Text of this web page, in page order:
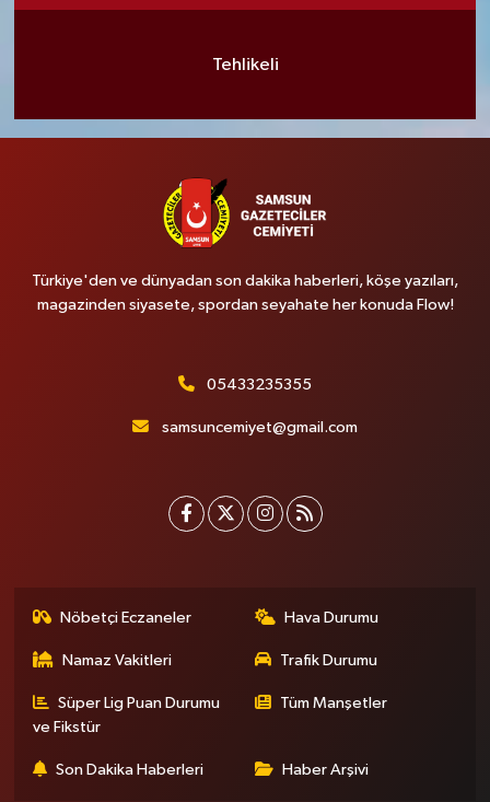
Tehlikeli
Türkiye'den ve dünyadan son dakika haberleri, köşe yazıları,
magazinden siyasete, spordan seyahate her konuda Flow!
05433235355
samsuncemiyet@gmail.com
Nöbetçi Eczaneler Hava Durumu
Namaz Vakitleri Trafik Durumu
Süper Lig Puan Durumu
ve Fikstür
Tüm Manşetler
Son Dakika Haberleri Haber Arşivi